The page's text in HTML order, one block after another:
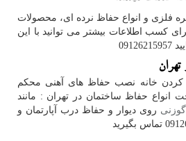
فلزی و انواع حفاظ نرده ای، محصولات
کسب اطلاعات بیشتر می توانید با این
خانه نصب حفاظ های آهنی محکم
حفاظ ساختمان در تهران : مانند
روی دیوار و حفاظ درب آپارتمان و